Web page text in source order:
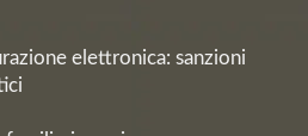
elettronica: sanzioni